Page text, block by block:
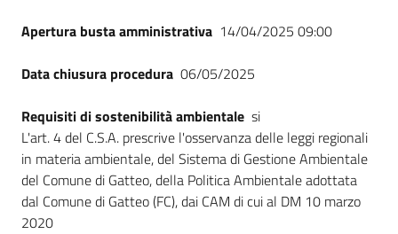
Apertura busta amministrativa 14/04/2025 09:00
Data chiusura procedura 06/05/2025
Requisiti di sostenibilità ambientale si
L'art. 4 del C.S.A. prescrive l'osservanza delle leggi regionali
in materia ambientale, del Sistema di Gestione Ambientale
del Comune di Gatteo, della Politica Ambientale adottata
dal Comune di Gatteo (FC), dai CAM di cui al DM 10 marzo
2020